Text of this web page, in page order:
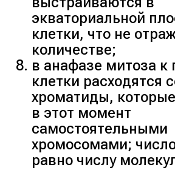
экваториальной
клетки, что не
количестве;
в анафазе митоза
клетки расходятся
хроматиды,
в этот момент
самостоятельными
хромосомами;
равно числу